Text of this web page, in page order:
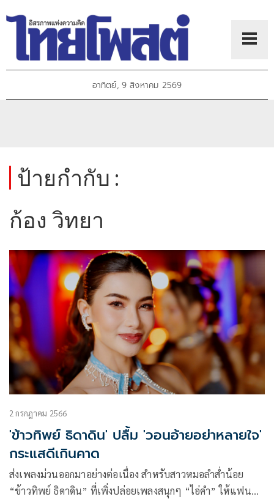
อาทิตย์, 9 สิงหาคม 2569
ป้ายกำกับ :
ก้อง วิทยา
2 กรกฎาคม 2566
'ข้าวทิพย์ ธิดาดิน' ปลื้ม 'วอนอ้ายอย่าหลายใจ'
กระแสดีเกินคาด
ส่งเพลงม่วนออกมาอย่างต่อเนื่อง สำหรับสาวหมอลำส่ำน้อย
“ข้าวทิพย์ ธิดาดิน” ที่เพิ่งปล่อยเพลงสนุกๆ “ไอ่คำ” ให้แฟนๆ